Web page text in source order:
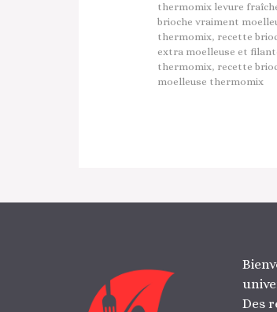
thermomix levure
brioche vraiment
thermomix, recette
extra moelleuse et
thermomix, recette
moelleuse thermomix
Des